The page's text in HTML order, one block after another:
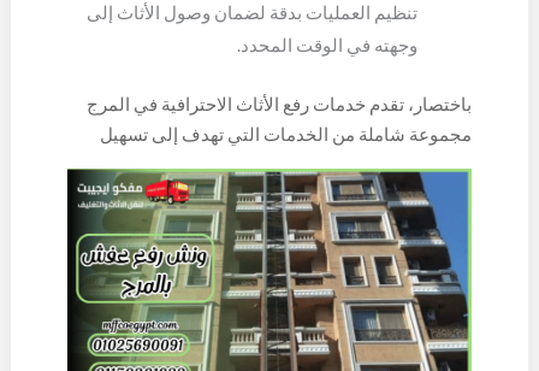
تنظيم العمليات بدقة لضمان وصول الأثاث إلى
وجهته في الوقت المحدد.
باختصار، تقدم خدمات رفع الأثاث الاحترافية في المرج
مجموعة شاملة من الخدمات التي تهدف إلى تسهيل